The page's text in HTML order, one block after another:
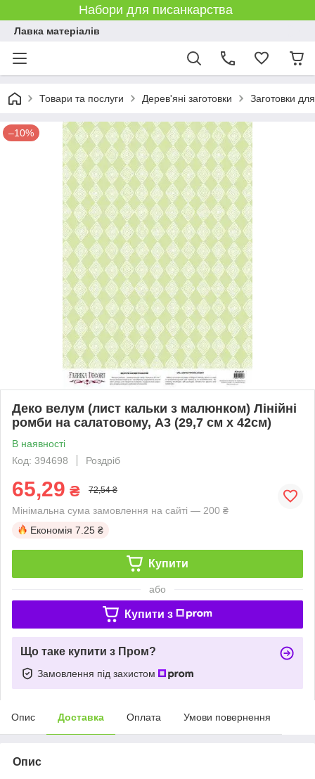
Набори для писанкарства
Лавка матеріалів
Товари та послуги Дерев'яні заготовки Заготовки
–10%
Деко велум (лист кальки з малюнком) Лінійні
ромби на салатовому, А3 (29,7 см х 42см)
В наявності
Код: 394698
Роздріб
65,29 ₴ 72,54 ₴
Мінімальна сума замовлення на сайті — 200 ₴
Економія 7.25 ₴
Купити
або
Купити з
Що таке купити з Пром?
Замовлення під захистом
Опис Доставка Оплата Умови повернення
Опис